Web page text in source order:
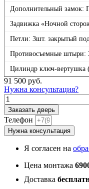
Дополнительный замок:
Задвижка «Ночной
Петли: 3шт. закрытый
Противосъемные штыри:
Цилиндр ключ-вертушка
91 500 руб.
Нужна консультация?
Количество
товара
Сибирь,
панель
021
матовый
Заказать дверь
Телефон
Нужна консультация
Я согласен на
Цена монтажа
Доставка